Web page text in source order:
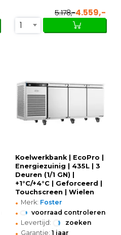
5.178,-4.559,-
1
Koelwerkbank | EcoPro |
Energiezuinig | 435L | 3
Deuren (1/1 GN) |
+1°C/+4°C | Geforceerd |
Touchscreen | Wielen
(Geremd) |
1815x700x865(h)mm
• Merk: Foster
• voorraad controleren
• Levertijd: zoeken
Garantie: 1 jaar